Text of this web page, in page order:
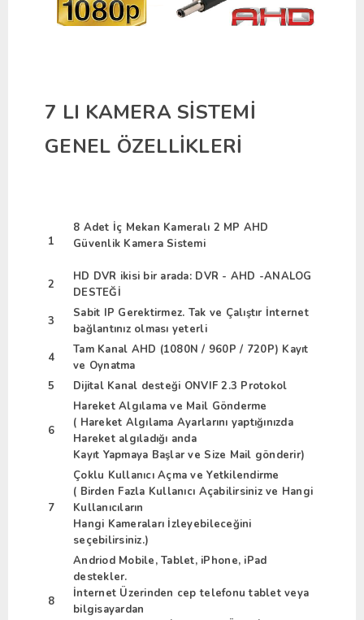
7 LI KAMERA SİSTEMİ
GENEL ÖZELLİKLERİ
1
8 Adet İç Mekan Kameralı 2 MP AHD
Güvenlik Kamera Sistemi
2
HD DVR ikisi bir arada: DVR - AHD -ANALOG
DESTEĞİ
3
Sabit IP Gerektirmez. Tak ve Çalıştır İnternet
bağlantınız olması yeterli
4
Tam Kanal AHD (1080N / 960P / 720P) Kayıt
ve Oynatma
5
Dijital Kanal desteği ONVIF 2.3 Protokol
6
Hareket Algılama ve Mail Gönderme
( Hareket Algılama Ayarlarını yaptığınızda
Hareket algıladığı anda
Kayıt Yapmaya Başlar ve Size Mail gönderir)
7
Çoklu Kullanıcı Açma ve Yetkilendirme
( Birden Fazla Kullanıcı Açabilirsiniz ve Hangi
Kullanıcıların
Hangi Kameraları İzleyebileceğini
seçebilirsiniz.)
8
Andriod Mobile, Tablet, iPhone, iPad
destekler.
İnternet Üzerinden cep telefonu tablet veya
bilgisayardan